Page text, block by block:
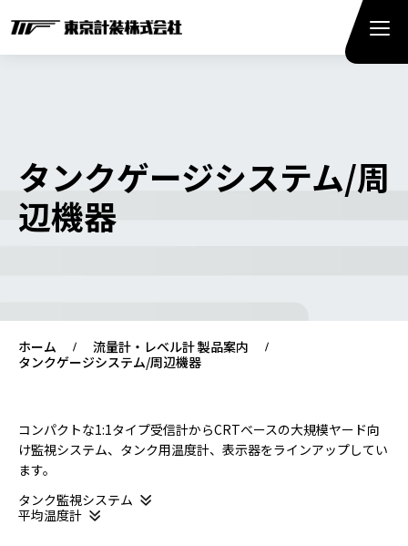
タンクゲージシステム/周
辺機器
ホーム
流量計・レベル計 製品案内
タンクゲージシステム/周辺機器
コンパクトな1:1タイプ受信計からCRTベースの大規模ヤード向
け監視システム、タンク用温度計、表示器をラインアップしてい
ます。
タンク監視システム
平均温度計